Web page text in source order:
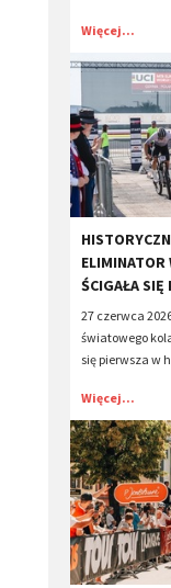
Więcej...
ELIMINATOR
ŚCIGAŁA SIĘ
27 czerwca
światowego
się pierwsza w
Więcej...